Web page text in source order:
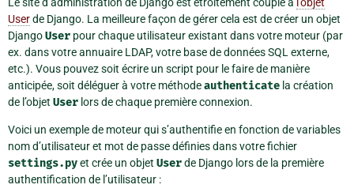
Userde Django. La meilleure façon de gérer cela est de créer un objet
DjangoUser pour chaque utilisateur existant dans votre moteur (par
ex. dans votre annuaire LDAP, votre base de données SQL externe,
etc.). Vous pouvez soit écrire un script pour le faire de manière
anticipée, soit déléguer à votre méthodeauthenticate la création
de l’objet User lors de chaque première connexion.
Voici un exemple de moteur qui s’authentifie en fonction de variables
nom d’utilisateur et mot de passe définies dans votre fichier
settings.pyet crée un objet Userde Django lors de la première
authentification de l’utilisateur :